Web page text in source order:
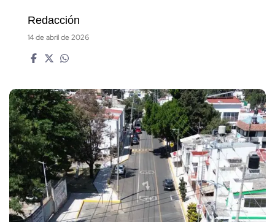
Redacción
14 de abril de 2026